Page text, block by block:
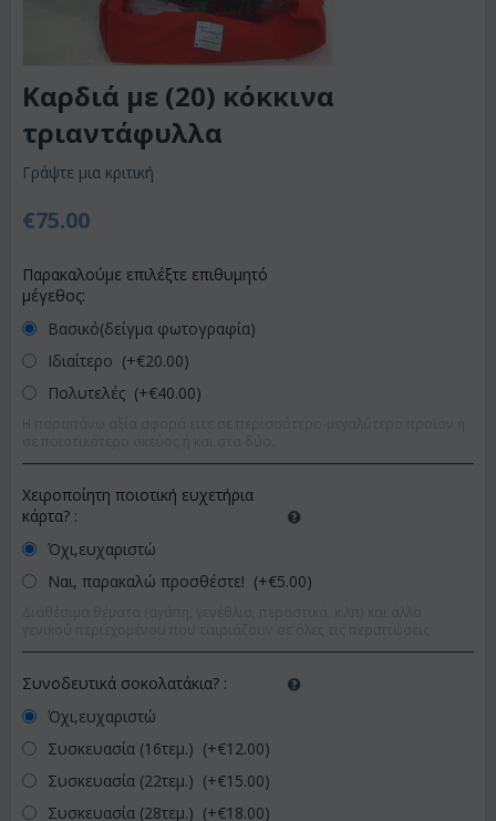
Καρδιά με (20) κόκκινα
τριαντάφυλλα
Γράψτε μια κριτική
€75.00
Παρακαλούμε επιλέξτε επιθυμητό
μέγεθος:
Βασικό(δείγμα φωτογραφία)
Ιδιαίτερο (+€20.00)
Πολυτελές (+€40.00)
Χειροποίητη ποιοτική ευχετήρια
κάρτα? :
Όχι,ευχαριστώ
Ναι, παρακαλώ προσθέστε! (+€5.00)
Συνοδευτικά σοκολατάκια? :
Όχι,ευχαριστώ
Συσκευασία (16τεμ.) (+€12.00)
Συσκευασία (22τεμ.) (+€15.00)
Συσκευασία (28τεμ.) (+€18.00)